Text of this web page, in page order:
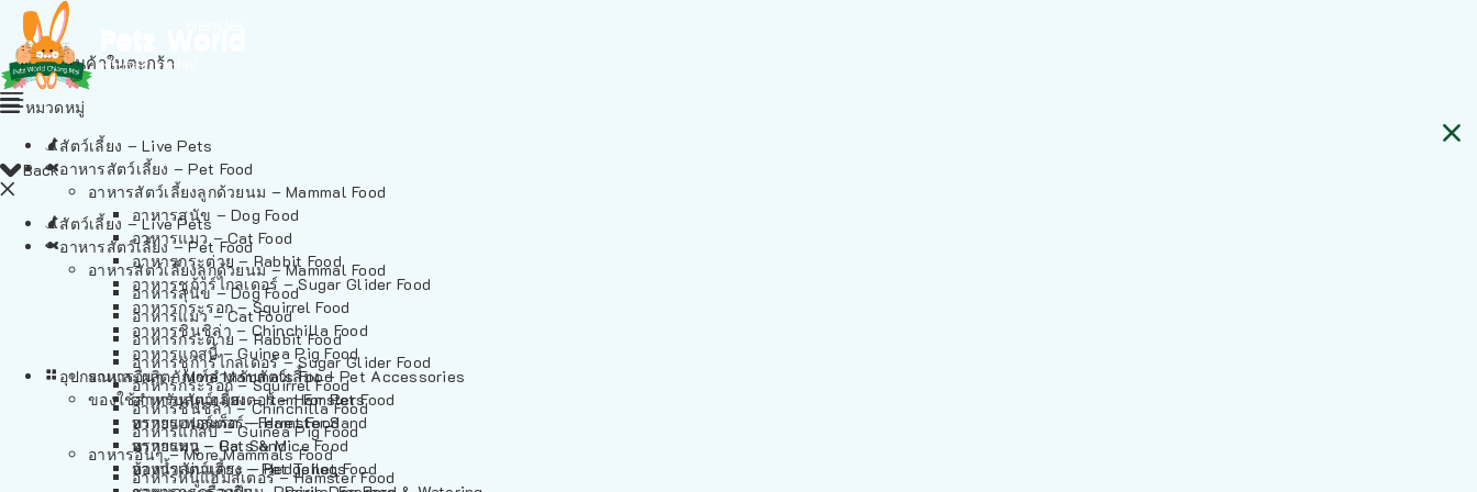
ไม่มีสินค้าในตะกร้า
Back
สัตว์เลี้ยง – Live Pets
อาหารสัตว์เลี้ยง – Pet Food
อาหารสัตว์เลี้ยงลูกด้วยนม – Mammal Food
อาหารสุนัข – Dog Food
อาหารแมว – Cat Food
อาหารกระต่าย – Rabbit Food
อาหารชูก้าร์ไกลเดอร์ – Sugar Glider Food
อาหารกระรอก – Squirrel Food
อาหารชินชิล่า – Chinchilla Food
อาหารแกสบี้ – Guinea Pig Food
อาหารอื่นๆ – More Mammals Food
อาหารหนูแฮมสเตอร์ – Hamster Food
หมวดหมู่
สัตว์เลี้ยง – Live Pets
อาหารสัตว์เลี้ยง – Pet Food
อาหารสัตว์เลี้ยงลูกด้วยนม – Mammal Food
อาหารสุนัข – Dog Food
อาหารแมว – Cat Food
อาหารกระต่าย – Rabbit Food
อาหารชูก้าร์ไกลเดอร์ – Sugar Glider Food
อาหารกระรอก – Squirrel Food
อาหารชินชิล่า – Chinchilla Food
อาหารแกสบี้ – Guinea Pig Food
อาหารอื่นๆ – More Mammals Food
อาหารหนูแฮมสเตอร์ – Hamster Food
อาหารเฟอร์เร็ต – Ferret Food
อาหารหนู – Rats & Mice Food
อาหารเม่นแคระ – Hedgehog Food
อุปกรณและผลิตภัณฑ์สำหรับสัตว์เลี้ยง – Pet Accessories
ของใช้สำหรับสัตว์เลี้ยง – Item For Pets
ทรายแฮมสเตอร์ – Hamster Sand
ทรายแมว – Cat Sand
ห้องน้ำสัตว์เลี้ยง – Pet Toilets